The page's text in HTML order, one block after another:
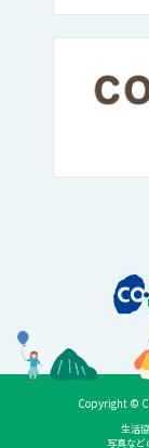
Copyright ©
生活
写真など